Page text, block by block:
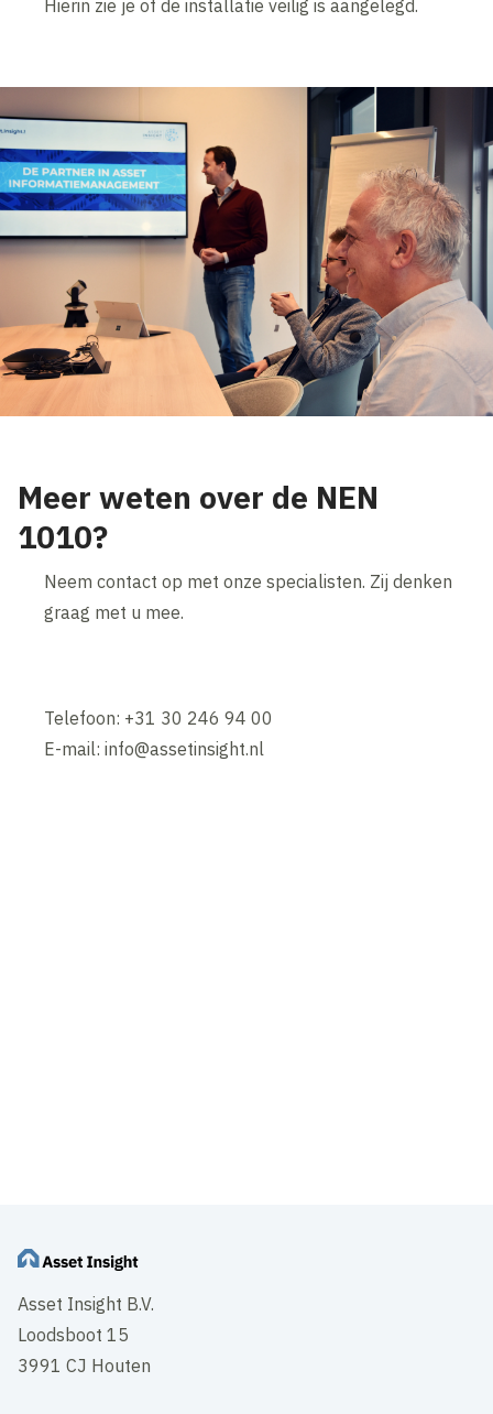
Hierin zie je of de installatie veilig is aangelegd.
Meer weten over de NEN
1010?
Neem contact op met onze specialisten. Zij denken
graag met u mee.
Telefoon: +31 30 246 94 00
E-mail: info@assetinsight.nl
Asset Insight B.V.
Loodsboot 15
3991 CJ Houten